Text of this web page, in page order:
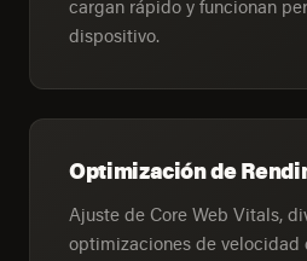
cargan rápido y funcionan
dispositivo.
Optimización de
Ajuste de Core Web Vitals,
optimizaciones de velocidad